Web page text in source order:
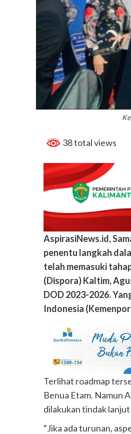
38 total views
AspirasiNews.id,
penentu langkah
telah memasuki
(Dispora) Kaltim,
DOD 2023-2026.
Indonesia
Terlihat roadmap
Benua Etam. Namun
dilakukan tindak
“Jika ada turunan,